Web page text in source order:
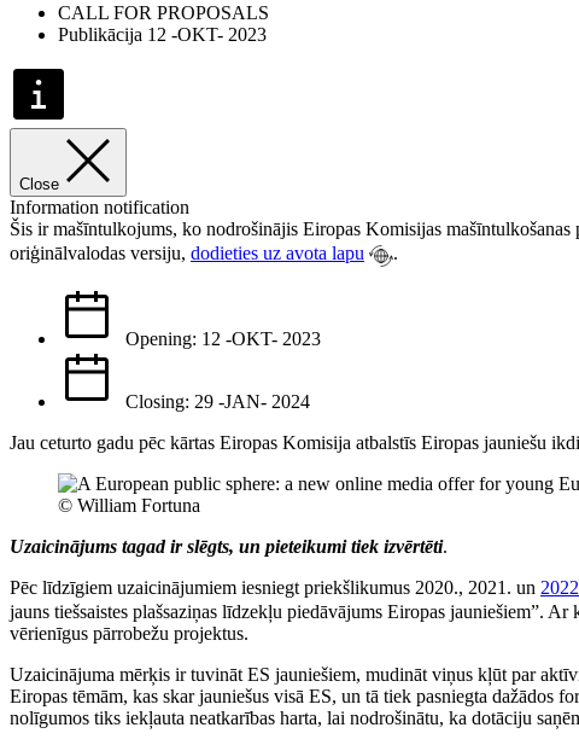
CALL FOR PROPOSALS
Publikācija 12 -OKT- 2023
Close
Information notification
Šis ir mašīntulkojums, ko nodrošinājis Eiropas Komisijas
oriģinālvalodas versiju, dodieties uz avota lapu .
Opening: 12 -OKT- 2023
Closing: 29 -JAN- 2024
Jau ceturto gadu pēc kārtas Eiropas Komisija atbalstīs Eiropas jauniešu
© William Fortuna
Uzaicinājums tagad ir slēgts, un pieteikumi tiek izvērtēti.
Pēc līdzīgiem uzaicinājumiem iesniegt priekšlikumus 2020., 2021. un
jauns tiešsaistes plašsaziņas līdzekļu piedāvājums Eiropas jauniešiem”.
vērienīgus pārrobežu projektus.
Uzaicinājuma mērķis ir tuvināt ES jauniešiem, mudināt viņus kļūt par
Eiropas tēmām, kas skar jauniešus visā ES, un tā tiek pasniegta dažādos
nolīgumos tiks iekļauta neatkarības harta, lai nodrošinātu, ka dotāciju